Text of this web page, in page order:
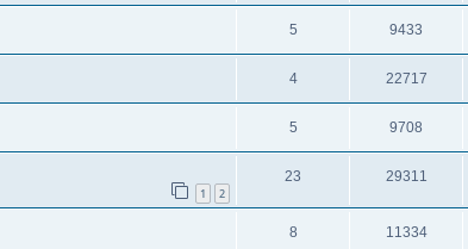
5 9433
4 22717
5 9708
1 2
23 29311
8 11334